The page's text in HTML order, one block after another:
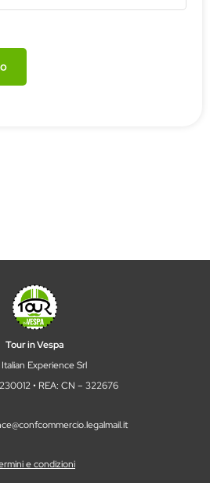
Tour in Vespa
Experience Srl
• REA: CN – 322676
e condizioni